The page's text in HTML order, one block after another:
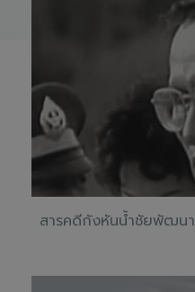
สารคดีกังหันน้ำชัยพัฒนา